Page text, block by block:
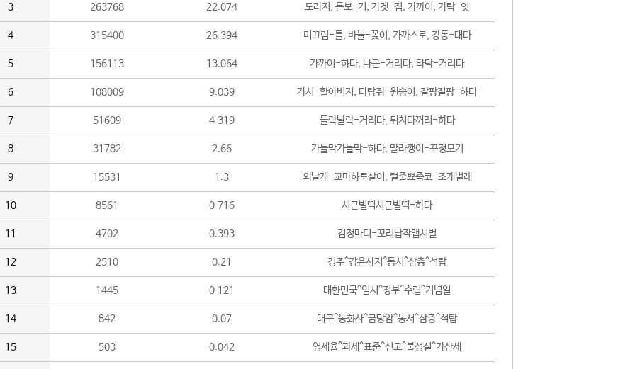
3 263768 22.074 도라지, 돋보-기, 가겟-집, 가까이, 가락-엿
4 315400 26.394 미끄럼-틀, 바늘-꽂이, 가까스로, 강동-대다
5 156113 13.064 가까이-하다, 나근-거리다, 타닥-거리다
6 108009 9.039 가시-할아버지, 다람쥐-원숭이, 갈팡질팡-하다
7 51609 4.319 들락날락-거리다, 뒤치다꺼리-하다
8 31782 2.66 가들막가들막-하다, 말라깽이-꾸정모기
9 15531 1.3 외날개-꼬마하루살이, 털줄뾰족코-조개벌레
10 8561 0.716 시근벌떡시근벌떡-하다
11 4702 0.393 검정마디-꼬리납작맵시벌
12 2510 0.21 경주^감은사지^동서^삼층^석탑
13 1445 0.121 대한민국^임시^정부^수립^기념일
14 842 0.07 대구^동화사^금당암^동서^삼층^석탑
15 503 0.042 영세율^과세^표준^신고^불성실^가산세